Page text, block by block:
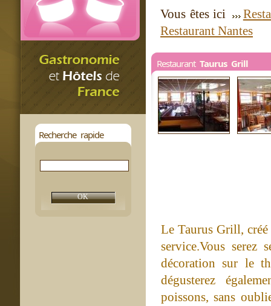
Recherche rapide
Vous êtes ici
Restaurant Nantes
Restaurant Taurus Grill
Le Taurus Grill,
service.Vous
décoration sur le
dégusterez
poissons, sans